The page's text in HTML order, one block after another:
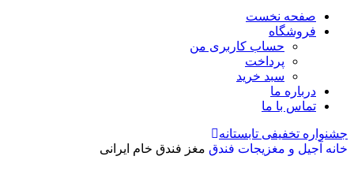
صفحه نخست
فروشگاه
حساب کاربری من
پرداخت
سبد خرید
درباره ما
تماس با ما
جشنواره تخفیفی تابستانه
خانه آجیل و مغزیجات فندق مغز فندق خام ایرانی